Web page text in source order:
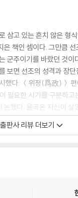
자는 자신의 사사로움을
학문이 진보되면 도량도
것이 못 됩니다. 끊임없
의 사사로운 생각[私意]
고서도 간여하지 않았던
처럼 여겼던 것도 여기에
시기 바랍니다.
삼고 있는 흔치 않은 형
은 책인 셈이다. 그만큼
군주이기를 바랐던 것이
보면 선조의 성격과 장단
했다. ＜위정(爲政)＞
요한 시기를 구분하고
논했다. 율곡은 자신이 살
것이다. 선조의 등극과 사
를 희망했던 율곡은 기대
절감했다.
출판사 리뷰 더보기